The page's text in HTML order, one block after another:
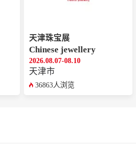
天津珠宝展
Chinese jewellery
2026.08.07-08.10
天津市
36863人浏览